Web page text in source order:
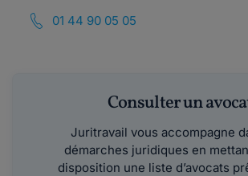
01 44 90 05 05
Consulter un
Juritravail vous accompagne
démarches juridiques en
disposition une liste d’avocats